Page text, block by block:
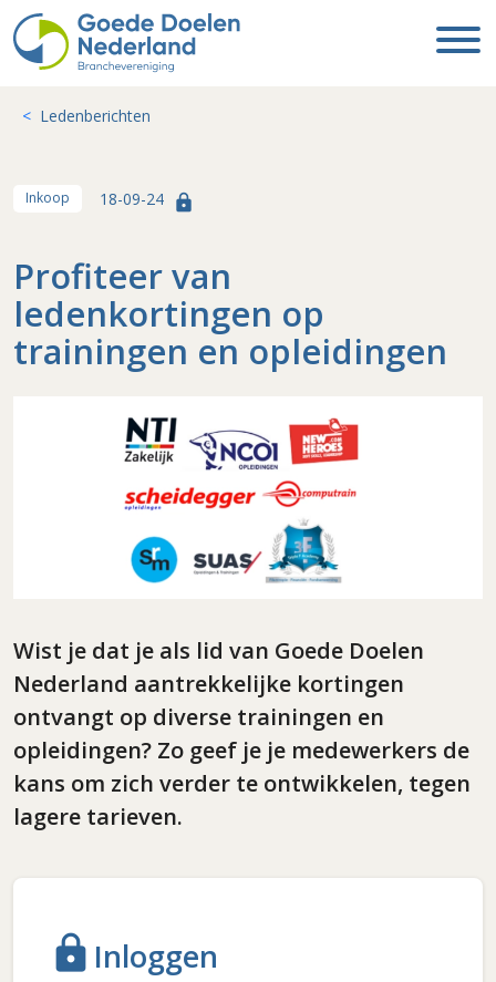
Ledenberichten
Inkoop 18-09-24 lock
Profiteer van
ledenkortingen op
trainingen en opleidingen
Wist je dat je als lid van Goede Doelen
Nederland aantrekkelijke kortingen
ontvangt op diverse trainingen en
opleidingen? Zo geef je je medewerkers de
kans om zich verder te ontwikkelen, tegen
lagere tarieven.
lock Inloggen